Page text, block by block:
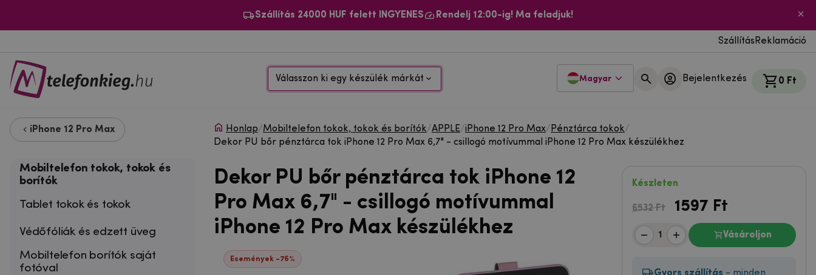
Szállítás 24000 HUF felett INGYENES Rendelj 12:00-ig! Ma feladjuk!
Szállítás Reklamáció
Válasszon ki egy készülék márkát Magyar Bejelentkezés 0 Ft
iPhone 12 Pro Max
Mobiltelefon tokok, tokok és
borítók
Tablet tokok és tokok
Védőfóliák és edzett üveg
Mobiltelefon borítók saját
fotóval
Honlap/Mobiltelefon tokok, tokok és borítók/APPLE/iPhone 12 Pro Max/ Pénztárca tokok/
Dekor PU bőr pénztárca tok iPhone 12 Pro Max 6,7" - csillogó motívummal iPhone 12 Pro Max készülékhez
Dekor PU bőr pénztárca tok iPhone 12
Pro Max 6,7" - csillogó motívummal
iPhone 12 Pro Max készülékhez
Események -76%
Készleten
6532 Ft 1597 Ft
Vásároljon